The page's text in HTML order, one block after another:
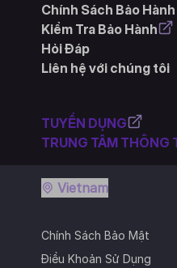
Chính Sách Bảo Hành
Kiểm Tra Bảo Hành
Hỏi Đáp
Liên hệ với chúng tôi
TUYỂN DỤNG
TRUNG TÂM THÔNG
Chính Sách Bảo Mật
Điều Khoản Sử Dụng
Vietnam